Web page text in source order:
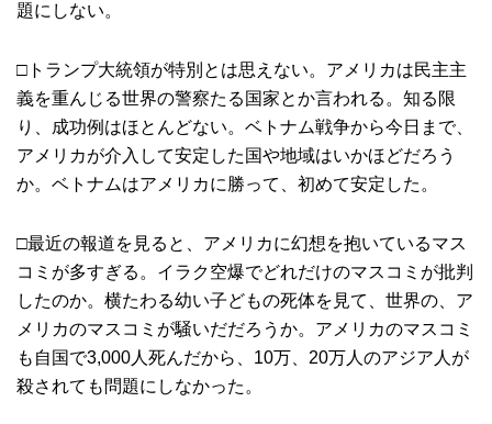
題にしない。
□トランプ大統領が特別とは思えない。アメリカは民主主
義を重んじる世界の警察たる国家とか言われる。知る限
り、成功例はほとんどない。ベトナム戦争から今日まで、
アメリカが介入して安定した国や地域はいかほどだろう
か。ベトナムはアメリカに勝って、初めて安定した。
□最近の報道を見ると、アメリカに幻想を抱いているマス
コミが多すぎる。イラク空爆でどれだけのマスコミが批判
したのか。横たわる幼い子どもの死体を見て、世界の、ア
メリカのマスコミが騒いだだろうか。アメリカのマスコミ
も自国で3,000人死んだから、10万、20万人のアジア人が
殺されても問題にしなかった。